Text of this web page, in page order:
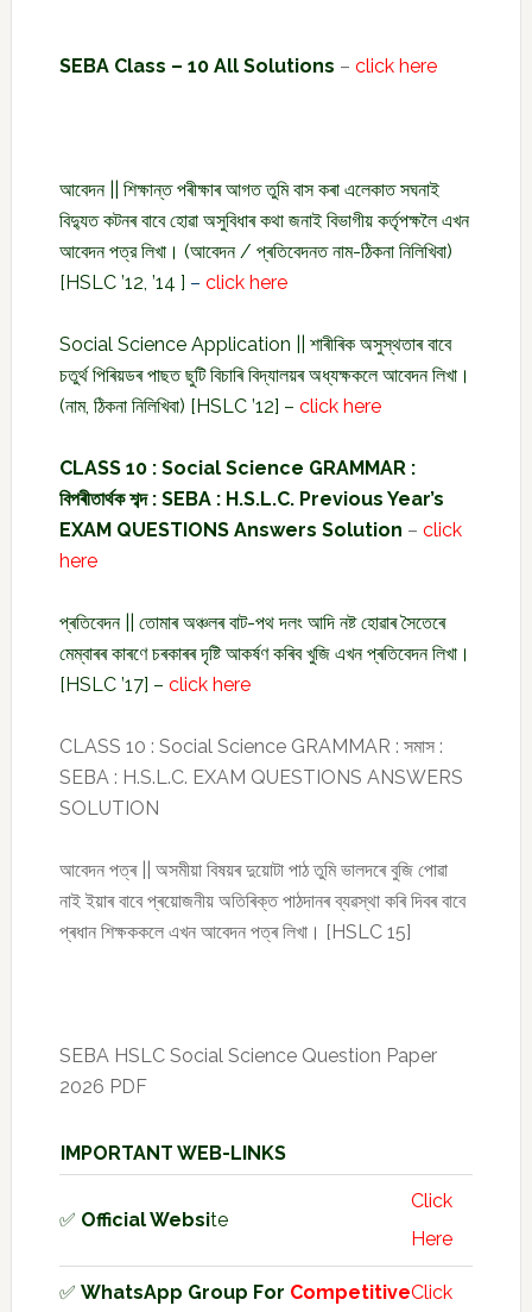
SEBA Class – 10 All Solutions – click here
আবেদন || শিক্ষান্ত পৰীক্ষাৰ আগত তুমি বাস কৰা এলেকাত সঘনাই
বিদ্যুত কটনৰ বাবে হোৱা অসুবিধাৰ কথা জনাই বিভাগীয় কৰ্তৃপক্ষলৈ এখন
আবেদন পত্র লিখা। (আবেদন / প্ৰতিবেদনত নাম-ঠিকনা নিলিখিবা)
[HSLC ’12, ’14 ] – click here
Social Science Application || শাৰীৰিক অসুস্থতাৰ বাবে
চতুৰ্থ পিৰিয়ডৰ পাছত ছুটি বিচাৰি বিদ্যালয়ৰ অধ্যক্ষকলে আবেদন লিখা।
(নাম, ঠিকনা নিলিখিবা) [HSLC ’12] – click here
CLASS 10 : Social Science GRAMMAR :
বিপৰীতাৰ্থক শব্দ : SEBA : H.S.L.C. Previous Year’s
EXAM QUESTIONS Answers Solution – click
here
প্ৰতিবেদন || তোমাৰ অঞ্চলৰ বাট-পথ দলং আদি নষ্ট হোৱাৰ সৈতেৰে
মেম্বাৰৰ কাৰণে চৰকাৰৰ দৃষ্টি আকৰ্ষণ কৰিব খুজি এখন প্ৰতিবেদন লিখা।
[HSLC ’17] – click here
CLASS 10 : Social Science GRAMMAR : সমাস :
SEBA : H.S.L.C. EXAM QUESTIONS ANSWERS
SOLUTION
আবেদন পত্ৰ || অসমীয়া বিষয়ৰ দুয়োটা পাঠ তুমি ভালদৰে বুজি পোৱা
নাই ইয়াৰ বাবে প্ৰয়োজনীয় অতিৰিক্ত পাঠদানৰ ব্যৱস্থা কৰি দিবৰ বাবে
প্ৰধান শিক্ষককলে এখন আবেদন পত্ৰ লিখা। [HSLC 15]
SEBA HSLC Social Science Question Paper
2026 PDF
IMPORTANT WEB-LINKS
✅ Official Website
Click
Here
✅ WhatsApp Group For CompetitiveClick